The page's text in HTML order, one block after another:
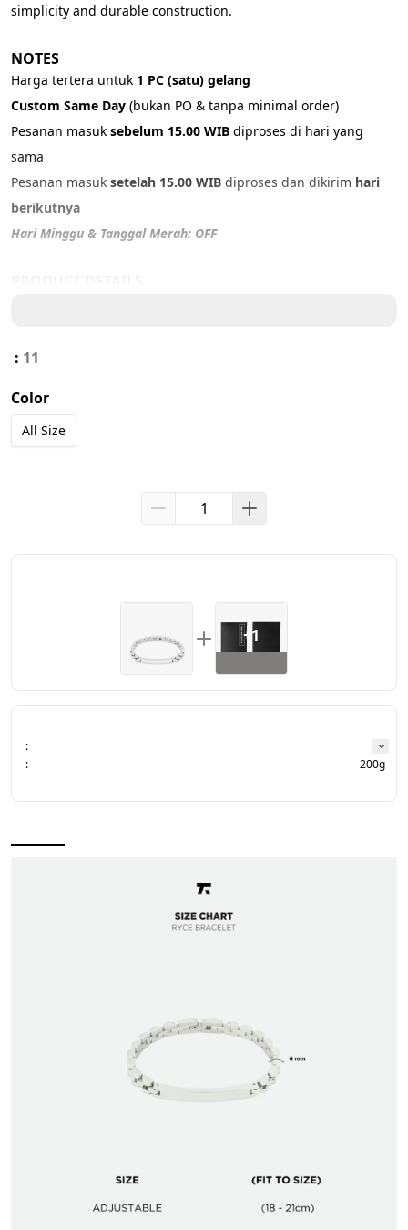
simplicity and durable construction.
NOTES
Harga tertera untuk 1 PC (satu) gelang
Custom Same Day (bukan PO & tanpa minimal order)
Pesanan masuk sebelum 15.00 WIB diproses di hari yang
sama
Pesanan masuk setelah 15.00 WIB diproses dan dikirim hari
berikutnya
Hari Minggu & Tanggal Merah: OFF
Size: ADJUSTABLE (18 - 21cm)
IMPORTANT NOTICE
Mohon untuk membuat
tertutup, direkam dari awal hingga akhir (tanpa pause atau edit).
ENGRAVING DETAILS
Detail ukiran: Nama / Inisial / Tanggal / Zodiak / Aksara
Untuk informasi lebih lanjut & pemesanan custom design, silakan
: 11
Color
All Size
+1
:
:
200g